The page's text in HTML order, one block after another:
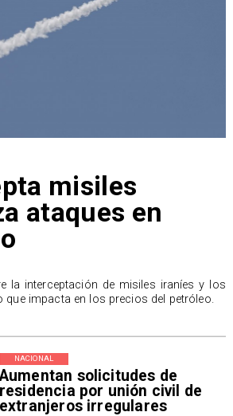
solicitudes de
residencia por unión civil de
extranjeros irregulares
NACIONAL
misiles
ataques en
la interceptación de misiles iraníes y los
que impacta en los precios del petróleo.